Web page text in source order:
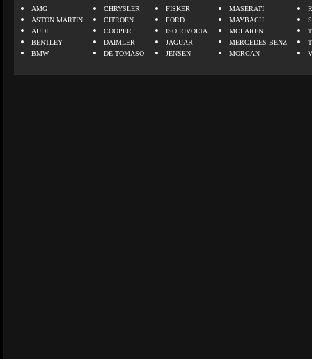
AMG
ASTON MARTIN
AUDI
BENTLEY
BMW
CHRYSLER
CITROEN
COOPER
DAIMLER
DE TOMASO
FISKER
FORD
ISO RIVOLTA
JAGUAR
JENSEN
MASERATI
MAYBACH
MCLAREN
MERCEDES BENZ
MORGAN